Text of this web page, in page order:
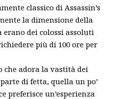
classico di Assassin’s
la dimensione della
erano dei colossi assoluti
più di 100 ore per
che adora la vastità dei
di fetta, quella un po’
preferisce un’esperienza